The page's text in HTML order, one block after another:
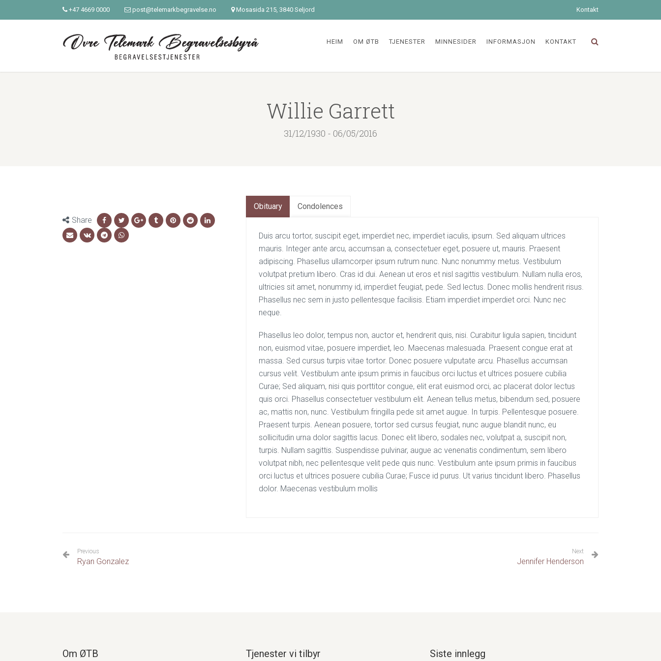
Kontakt
+47 4669 0000 post@telemarkbegravelse.no Mosasida 215, 3840 Seljord
HEIM OM ØTB TJENESTER MINNESIDER INFORMASJON KONTAKT
Willie Garrett
31/12/1930 - 06/05/2016
Share
Obituary Condolences
Duis arcu tortor, suscipit eget, imperdiet nec, imperdiet iaculis, ipsum. Sed aliquam ultrices
mauris. Integer ante arcu, accumsan a, consectetuer eget, posuere ut, mauris. Praesent
adipiscing. Phasellus ullamcorper ipsum rutrum nunc. Nunc nonummy metus. Vestibulum
volutpat pretium libero. Cras id dui. Aenean ut eros et nisl sagittis vestibulum. Nullam nulla eros,
ultricies sit amet, nonummy id, imperdiet feugiat, pede. Sed lectus. Donec mollis hendrerit risus.
Phasellus nec sem in justo pellentesque facilisis. Etiam imperdiet imperdiet orci. Nunc nec
neque.
Phasellus leo dolor, tempus non, auctor et, hendrerit quis, nisi. Curabitur ligula sapien, tincidunt
non, euismod vitae, posuere imperdiet, leo. Maecenas malesuada. Praesent congue erat at
massa. Sed cursus turpis vitae tortor. Donec posuere vulputate arcu. Phasellus accumsan
cursus velit. Vestibulum ante ipsum primis in faucibus orci luctus et ultrices posuere cubilia
Curae; Sed aliquam, nisi quis porttitor congue, elit erat euismod orci, ac placerat dolor lectus
quis orci. Phasellus consectetuer vestibulum elit. Aenean tellus metus, bibendum sed, posuere
ac, mattis non, nunc. Vestibulum fringilla pede sit amet augue. In turpis. Pellentesque posuere.
Praesent turpis. Aenean posuere, tortor sed cursus feugiat, nunc augue blandit nunc, eu
sollicitudin urna dolor sagittis lacus. Donec elit libero, sodales nec, volutpat a, suscipit non,
turpis. Nullam sagittis. Suspendisse pulvinar, augue ac venenatis condimentum, sem libero
volutpat nibh, nec pellentesque velit pede quis nunc. Vestibulum ante ipsum primis in faucibus
orci luctus et ultrices posuere cubilia Curae; Fusce id purus. Ut varius tincidunt libero. Phasellus
dolor. Maecenas vestibulum mollis
Previous
Ryan Gonzalez
Next
Jennifer Henderson
Om ØTB Tjenester vi tilbyr Siste innlegg